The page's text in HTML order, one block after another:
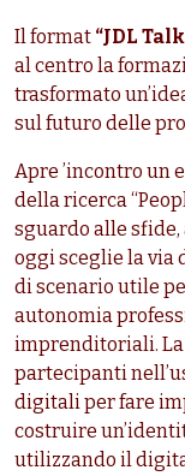
Il format “JDL
al centro la
trasformato
sul futuro delle
Apre ’incontro un
della ricerca
sguardo alle
oggi sceglie la via
di scenario utile
autonomia
imprenditoriali.
partecipanti
digitali per fare
costruire
utilizzando il